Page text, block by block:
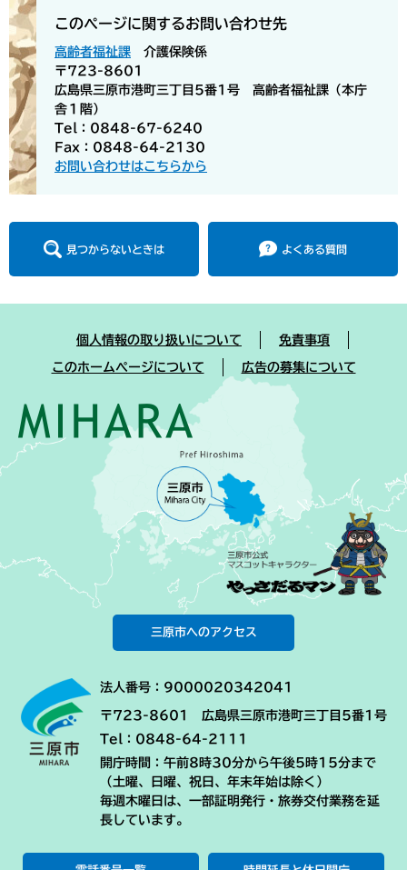
このページに関するお問い合わせ先
高齢者福祉課
介護保険係
〒723-8601
広島県三原市港町三丁目5番1号 高齢者福祉課（本庁
舎１階）
Tel：0848-67-6240
Fax：0848-64-2130
お問い合わせはこちらから
見つからないときは よくある質問
個人情報の取り扱いについて 免責事項
このホームページについて 広告の募集について
三原市へのアクセス
法人番号：9000020342041
〒723-8601 広島県三原市港町三丁目5番1号
Tel：0848-64-2111
開庁時間：午前8時30分から午後5時15分まで
（土曜、日曜、祝日、年末年始は除く）
毎週木曜日は、一部証明発行・旅券交付業務を延
長しています。